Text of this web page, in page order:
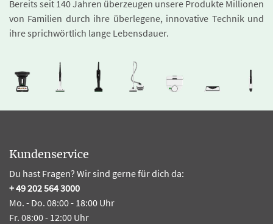
Bereits seit 140 Jahren überzeugen unsere Produkte Millionen
von Familien durch ihre überlegene, innovative Technik und
ihre sprichwörtlich lange Lebensdauer.
Kundenservice
Du hast Fragen? Wir sind gerne für dich da:
+ 49 202 564 3000
Mo. - Do. 08:00 - 18:00 Uhr
Fr. 08:00 - 12:00 Uhr